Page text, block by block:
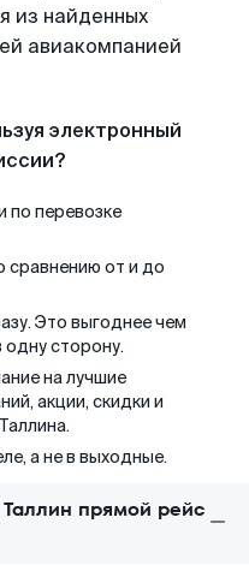
из найденных
авиакомпанией
электронный
по перевозке
сравнению от и до
Это выгоднее чем
одну сторону.
на лучшие
акции, скидки и
а не в выходные.
прямой рейс